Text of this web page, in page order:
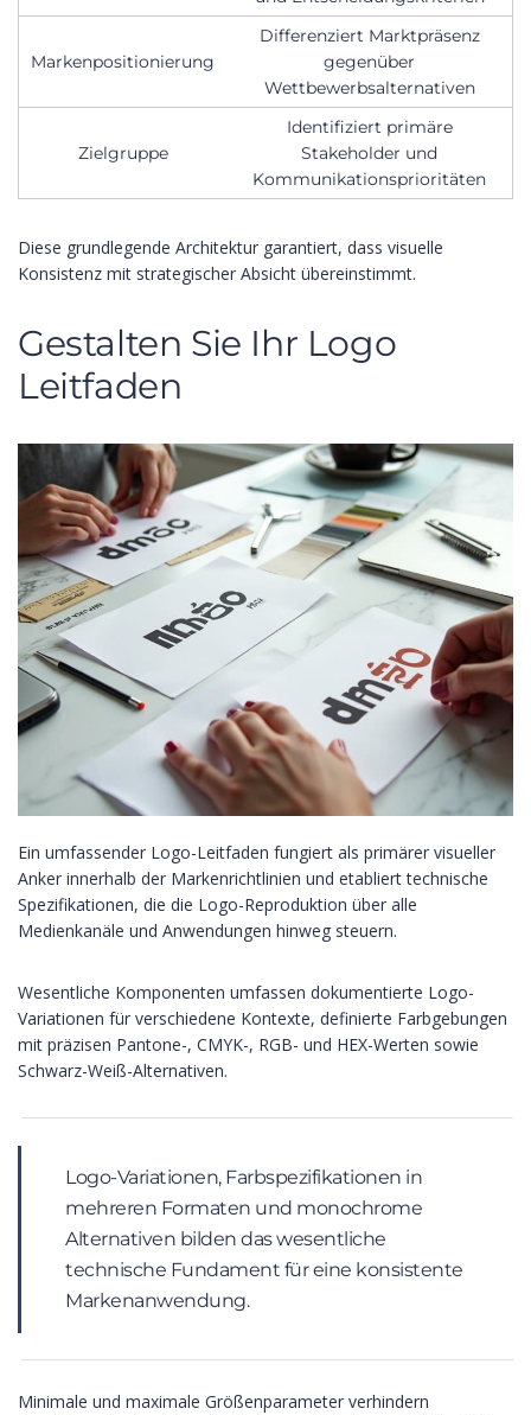
Markenpositionierung
Differenziert Marktpräsenz
gegenüber
Wettbewerbsalternativen
Zielgruppe
Identifiziert primäre
Stakeholder und
Kommunikationsprioritäten
Diese grundlegende Architektur garantiert, dass visuelle
Konsistenz mit strategischer Absicht übereinstimmt.
Gestalten Sie Ihr Logo
Leitfaden
Ein umfassender Logo-Leitfaden fungiert als primärer visueller
Anker innerhalb der Markenrichtlinien und etabliert technische
Spezifikationen, die die Logo-Reproduktion über alle
Medienkanäle und Anwendungen hinweg steuern.
Wesentliche Komponenten umfassen dokumentierte Logo-
Variationen für verschiedene Kontexte, definierte Farbgebungen
mit präzisen Pantone-, CMYK-, RGB- und HEX-Werten sowie
Schwarz-Weiß-Alternativen.
Logo-Variationen, Farbspezifikationen in
mehreren Formaten und monochrome
Alternativen bilden das wesentliche
technische Fundament für eine konsistente
Markenanwendung.
Minimale und maximale Größenparameter verhindern